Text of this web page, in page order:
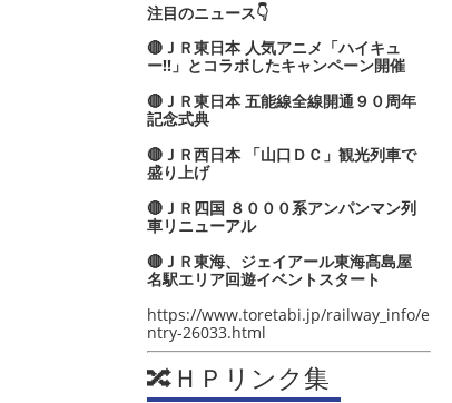
注目のニュース👇
🔴ＪＲ東日本 人気アニメ「ハイキュ
ー‼」とコラボしたキャンペーン開催
🔴ＪＲ東日本 五能線全線開通９０周年
記念式典
🔴ＪＲ西日本 「山口ＤＣ」観光列車で
盛り上げ
🔴ＪＲ四国 ８０００系アンパンマン列
車リニューアル
🔴ＪＲ東海、ジェイアール東海髙島屋
名駅エリア回遊イベントスタート
https://www.toretabi.jp/railway_info/e
ntry-26033.html
🔀ＨＰリンク集